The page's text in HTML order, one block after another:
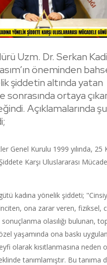
Uzm. Dr. Serkan
öneminden
şiddetin altında yatan
sonrasında ortaya
Açıklamalarında şu
Genel Kurulu 1999 yılında, 25
Karşı Uluslararası
kadına yönelik şiddeti;
inciten, ona zarar veren, fiziksel,
olasılığı bulunan,
yaşamında ona baskı
olarak kısıtlanmasına neden
tanımlamıştır. Bu tanıma